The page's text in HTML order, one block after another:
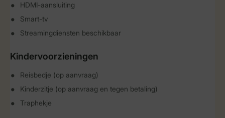
HDMI-aansluiting
Smart-tv
Streamingdiensten beschikbaar
Kindervoorzieningen
Reisbedje (op aanvraag)
Kinderzitje (op aanvraag en tegen betaling)
Traphekje